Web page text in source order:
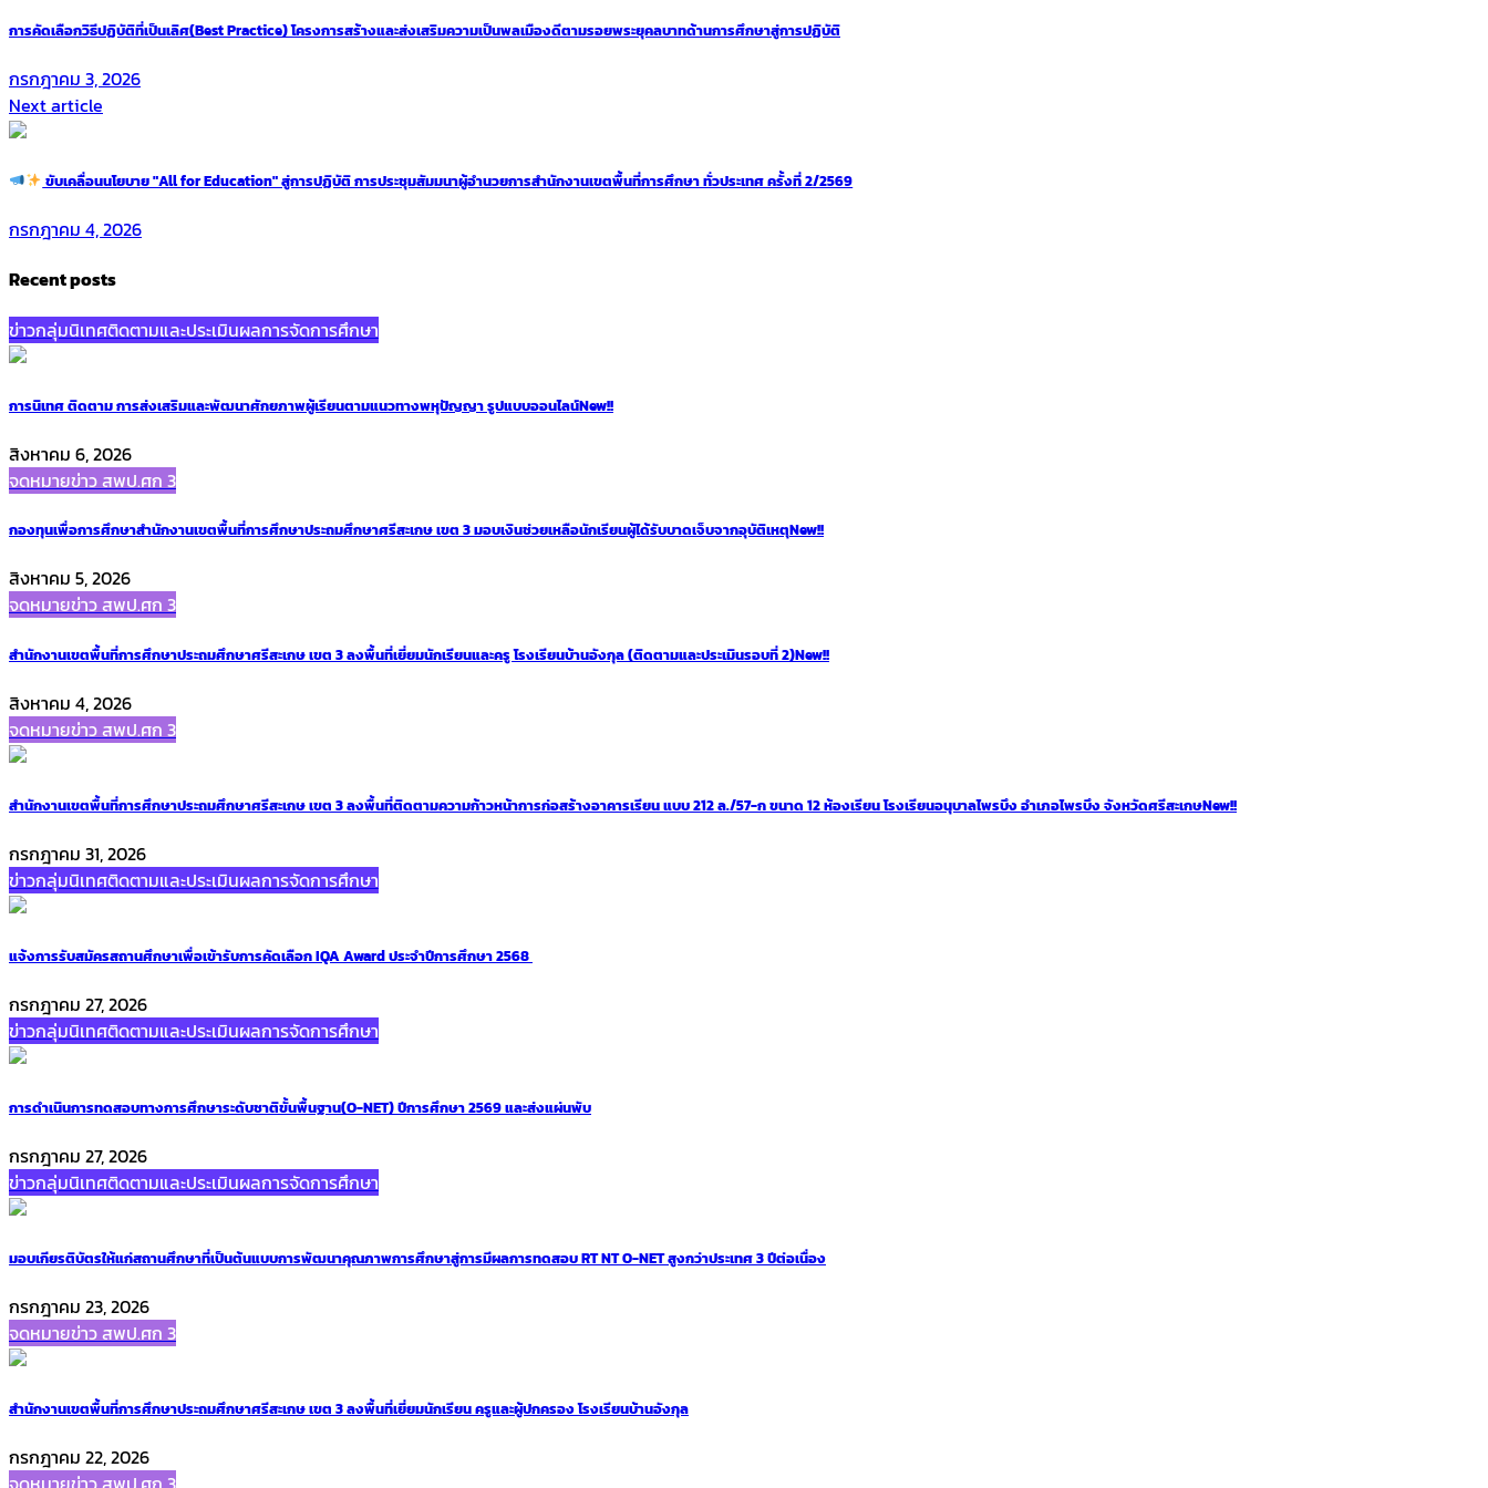
การคัดเลือกวิธีปฏิบัติที่เป็นเลิศ(Best Practice) โครงการสร้างและส่งเสริมความเป็นพลเมืองดีตามรอยพระยุคลบาทด้านการศึกษาสู่การปฏิบัติ
กรกฎาคม 3, 2026
Next article
ขับเคลื่อนนโยบาย "All for Education" สู่การปฏิบัติ การประชุมสัมมนาผู้อำนวยการสํานักงานเขตพื้นที่การศึกษา ทั่วประเทศ ครั้งที่ 2/2569
กรกฎาคม 4, 2026
Recent posts
ข่าวกลุ่มนิเทศติดตามและประเมินผลการจัดการศึกษา
การนิเทศ ติดตาม การส่งเสริมและพัฒนาศักยภาพผู้เรียนตามแนวทางพหุปัญญา รูปแบบออนไลน์New!!
สิงหาคม 6, 2026
จดหมายข่าว สพป.ศก 3
กองทุนเพื่อการศึกษาสำนักงานเขตพื้นที่การศึกษาประถมศึกษาศรีสะเกษ เขต 3 มอบเงินช่วยเหลือนักเรียนผู้ได้รับบาดเจ็บจากอุบัติเหตุNew!!
สิงหาคม 5, 2026
จดหมายข่าว สพป.ศก 3
สำนักงานเขตพื้นที่การศึกษาประถมศึกษาศรีสะเกษ เขต 3 ลงพื้นที่เยี่ยมนักเรียนและครู โรงเรียนบ้านอังกุล (ติดตามและประเมินรอบที่ 2)New!!
สิงหาคม 4, 2026
จดหมายข่าว สพป.ศก 3
สำนักงานเขตพื้นที่การศึกษาประถมศึกษาศรีสะเกษ เขต 3 ลงพื้นที่ติดตามความก้าวหน้าการก่อสร้างอาคารเรียน แบบ 212 ล./57-ก ขนาด 12 ห้องเรียน โรงเรียนอนุบาลไพรบึง อำเภอไพรบึง จังหวัดศรีสะเกษNew!!
กรกฎาคม 31, 2026
ข่าวกลุ่มนิเทศติดตามและประเมินผลการจัดการศึกษา
แจ้งการรับสมัครสถานศึกษาเพื่อเข้ารับการคัดเลือก IQA Award ประจำปีการศึกษา 2568
กรกฎาคม 27, 2026
ข่าวกลุ่มนิเทศติดตามและประเมินผลการจัดการศึกษา
การดำเนินการทดสอบทางการศึกษาระดับชาติขั้นพื้นฐาน(O-NET) ปีการศึกษา 2569 และส่งแผ่นพับ
กรกฎาคม 27, 2026
ข่าวกลุ่มนิเทศติดตามและประเมินผลการจัดการศึกษา
มอบเกียรติบัตรให้แก่สถานศึกษาที่เป็นต้นแบบการพัฒนาคุณภาพการศึกษาสู่การมีผลการทดสอบ RT NT O-NET สูงกว่าประเทศ 3 ปีต่อเนื่อง
กรกฎาคม 23, 2026
จดหมายข่าว สพป.ศก 3
สำนักงานเขตพื้นที่การศึกษาประถมศึกษาศรีสะเกษ เขต 3 ลงพื้นที่เยี่ยมนักเรียน ครูและผู้ปกครอง โรงเรียนบ้านอังกุล
กรกฎาคม 22, 2026